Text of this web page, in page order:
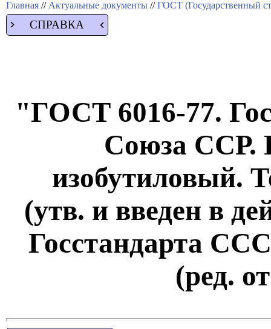
Главная // Актуальные документы //ГОСТ (Государственный
СПРАВКА
"ГОСТ 6016-77.
Союза ССР.
изобутиловый.
(утв. и введен в
Госстандарта
(ред.